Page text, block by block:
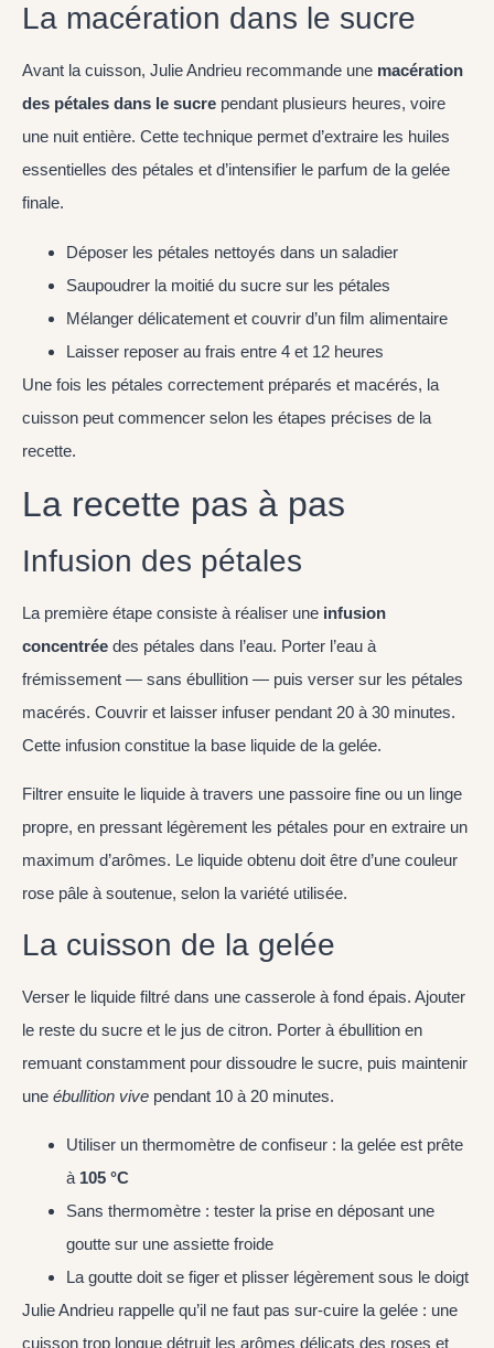
La macération dans le sucre
Avant la cuisson, Julie Andrieu recommande une macération
des pétales dans le sucre pendant plusieurs heures, voire
une nuit entière. Cette technique permet d’extraire les huiles
essentielles des pétales et d’intensifier le parfum de la gelée
finale.
Déposer les pétales nettoyés dans un saladier
Saupoudrer la moitié du sucre sur les pétales
Mélanger délicatement et couvrir d’un film alimentaire
Laisser reposer au frais entre 4 et 12 heures
Une fois les pétales correctement préparés et macérés, la
cuisson peut commencer selon les étapes précises de la
recette.
La recette pas à pas
Infusion des pétales
La première étape consiste à réaliser une infusion
concentrée des pétales dans l’eau. Porter l’eau à
frémissement — sans ébullition — puis verser sur les pétales
macérés. Couvrir et laisser infuser pendant 20 à 30 minutes.
Cette infusion constitue la base liquide de la gelée.
Filtrer ensuite le liquide à travers une passoire fine ou un linge
propre, en pressant légèrement les pétales pour en extraire un
maximum d’arômes. Le liquide obtenu doit être d’une couleur
rose pâle à soutenue, selon la variété utilisée.
La cuisson de la gelée
Verser le liquide filtré dans une casserole à fond épais. Ajouter
le reste du sucre et le jus de citron. Porter à ébullition en
remuant constamment pour dissoudre le sucre, puis maintenir
une ébullition vive pendant 10 à 20 minutes.
Utiliser un thermomètre de confiseur : la gelée est prête
à 105 °C
Sans thermomètre : tester la prise en déposant une
goutte sur une assiette froide
La goutte doit se figer et plisser légèrement sous le doigt
Julie Andrieu rappelle qu’il ne faut pas sur-cuire la gelée : une
cuisson trop longue détruit les arômes délicats des roses et